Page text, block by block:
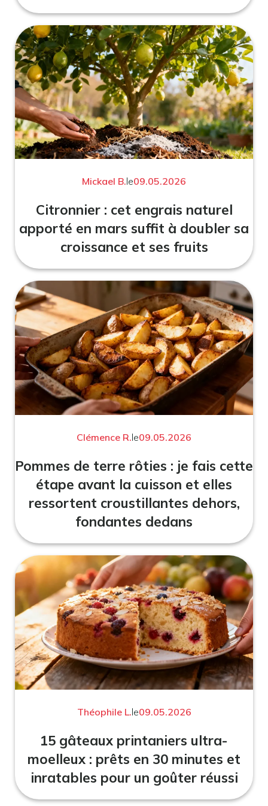
Mickael B.le09.05.2026
Citronnier : cet engrais naturel
apporté en mars suffit à doubler sa
croissance et ses fruits
Clémence R.le09.05.2026
Pommes de terre rôties : je fais cette
étape avant la cuisson et elles
ressortent croustillantes dehors,
fondantes dedans
Théophile L.le09.05.2026
15 gâteaux printaniers ultra-
moelleux : prêts en 30 minutes et
inratables pour un goûter réussi